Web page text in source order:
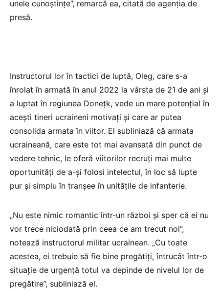
unele cunoştinţe”, remarcă ea, citată de agenția de
presă.
Instructorul lor în tactici de luptă, Oleg, care s-a
înrolat în armată în anul 2022 la vârsta de 21 de ani şi
a luptat în regiunea Doneţk, vede un mare potenţial în
aceşti tineri ucraineni motivaţi şi care ar putea
consolida armata în viitor. El subliniază că armata
ucraineană, care este tot mai avansată din punct de
vedere tehnic, le oferă viitorilor recruţi mai multe
oportunităţi de a-şi folosi intelectul, în loc să lupte
pur şi simplu în tranşee în unităţile de infanterie.
„Nu este nimic romantic într-un război şi sper că ei nu
vor trece niciodată prin ceea ce am trecut noi”,
notează instructorul militar ucrainean. „Cu toate
acestea, ei trebuie să fie bine pregătiţi, întrucât într-o
situaţie de urgenţă totul va depinde de nivelul lor de
pregătire”, subliniază el.